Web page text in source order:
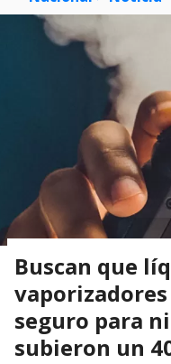
Buscan que
seguro para
subieron un